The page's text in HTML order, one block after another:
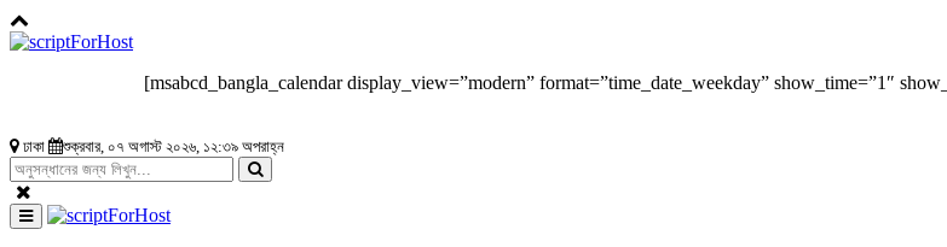
[msabcd_bangla_calendar display_view=”modern” format=”time_date_weekday” show_time=”1″
ঢাকা শুক্রবার, ০৭ অগাস্ট ২০২৬, ১২:৩৯ অপরাহ্ন